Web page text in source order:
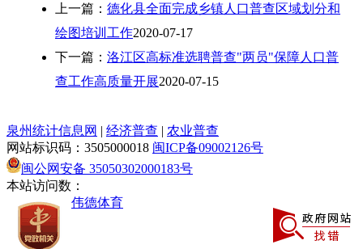
上一篇： 德化县全面完成乡镇人口普查区域划分和
绘图培训工作2020-07-17
下一篇： 洛江区高标准选聘普查"两员"保障人口普
查工作高质量开展2020-07-15
泉州统计信息网 | 经济普查 | 农业普查
网站标识码：3505000018 闽ICP备09002126号
闽公网安备 35050302000183号
本站访问数：
伟德体育